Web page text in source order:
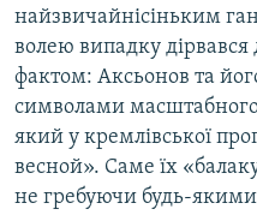
найзвичайнісіньким
волею випадку
фактом: Аксьонов та
символами масштабного
який у кремлівської
весной». Саме їх
не гребуючи будь-